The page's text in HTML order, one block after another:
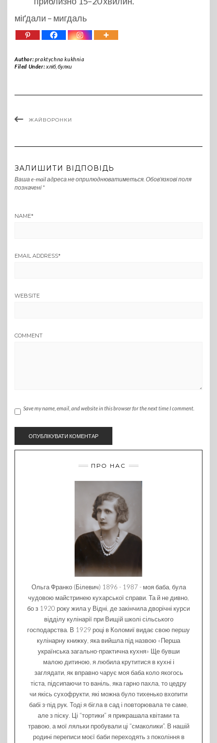
міґдали – мигдаль
Author:praktychna kukhnia
Filed Under:хліб, булки
ЖАЙВОРОНКИ
ЗАЛИШИТИ ВІДПОВІДЬ
Ваша e-mail адреса не оприлюднюватиметься. Обов’язкові поля
позначені *
NAME*
EMAIL ADDRESS*
WEBSITE
COMMENT
Save my name, email, and website in this browser for the next time I comment.
ПРО НАС
Ольга Франко (Білевич) 1896 - 1987 - моя баба, була
чудовою майстринею кухарської справи. Та й не дивно,
бо з 1920 року жила у Відні, де закінчила дворічні курси
відділу кулінарії при Вищій школі сільського
господарства. В 1929 році в Коломиї видає свою першу
кулінарну книжку, яка вийшла під назвою «Перша
українська загально-практична кухня» Ще бувши
малою дитиною, я любила крутитися в кухні і
заглядати, як вправно чарує моя баба коло якогось
тіста, підсипаючи то ваніль, яка гарно пахла, то цедру
чи якісь сухофрукти, які можна було тихенько вхопити
бабі з-під рук. Тоді я бігла в сад і повторювала те саме,
але з піску. Ці “тортики” я прикрашала квітами та
травою, а мої ляльки пробували ці “смаколики”. В нашій
родині переписи моєї баби переходять з покоління в